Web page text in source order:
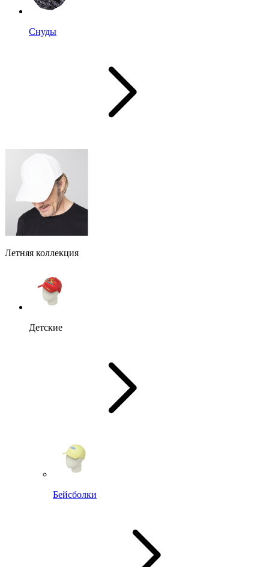
Снуды
Летняя коллекция
Детские
Бейсболки